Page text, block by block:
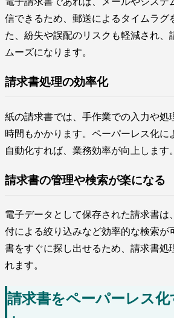
信できるため、郵送によるタイムラグ
た、紛失や誤配のリスクも軽減され、
ムーズになります。
請求書処理の効率化
紙の請求書では、手作業での入力や処
時間もかかります。ペーパーレス化に
自動化すれば、業務効率が向上します。
請求書の管理や検索が楽になる
電子データとして保存された請求書は
付による絞り込みなど効率的な検索が
書をすぐに探し出せるため、請求書処
れます。
請求書をペーパーレス